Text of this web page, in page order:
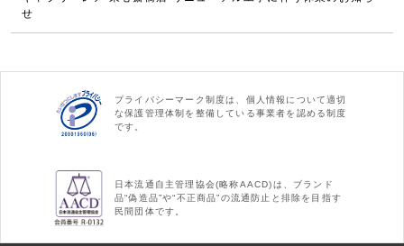
せ
プライバシーマーク制度は、個人情報について適切
な保護管理体制を整備している事業者を認める制度
です。
日本流通自主管理協会(略称AACD)は、ブランド
品“偽造品”や“不正商品”の流通防止と排除を目指す
民間団体です。